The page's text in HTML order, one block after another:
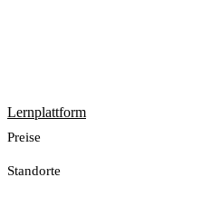
Lernplattform
Preise
Standorte